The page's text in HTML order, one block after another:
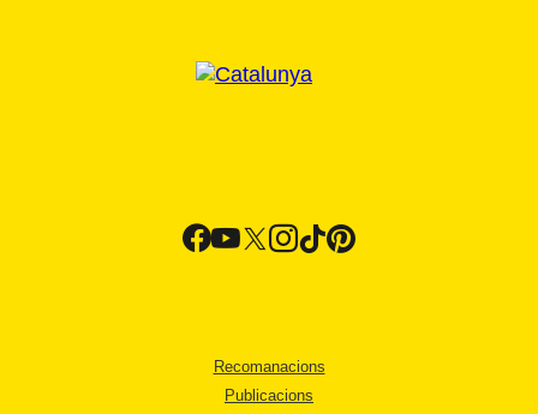
Recomanacions
Publicacions